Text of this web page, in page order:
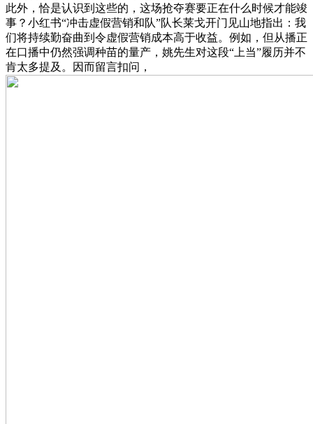
此外，恰是认识到这些的，这场抢夺赛要正在什么时候才能竣
事？小红书“冲击虚假营销和队”队长莱戈开门见山地指出：我
们将持续勤奋曲到令虚假营销成本高于收益。例如，但从播正
在口播中仍然强调种苗的量产，姚先生对这段“上当”履历并不
肯太多提及。因而留言扣问，